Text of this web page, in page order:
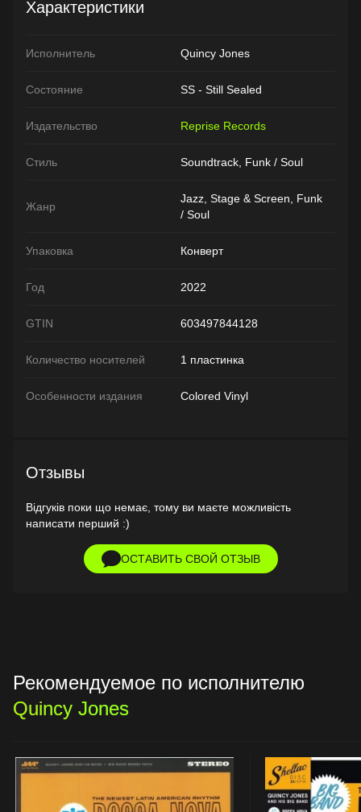
Характеристики
Исполнитель Quincy Jones
Состояние SS - Still Sealed
Издательство Reprise Records
Стиль Soundtrack, Funk / Soul
Жанр
Jazz, Stage & Screen, Funk
/ Soul
Упаковка Конверт
Год 2022
GTIN 603497844128
Количество носителей 1 пластинка
Особенности издания Colored Vinyl
Отзывы
Відгуків поки що немає, тому ви маєте можливість
написати перший :)
ОСТАВИТЬ СВОЙ ОТЗЫВ
Рекомендуемое по исполнителю
Quincy Jones